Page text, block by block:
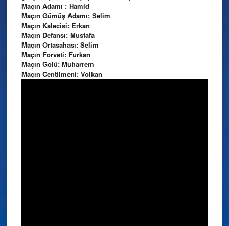
Maçın Adamı : Hamid
Maçın Gümüş Adamı: Selim
Maçın Kalecisi: Erkan
Maçın Defansı: Mustafa
Maçın Ortasahası: Selim
Maçın Forveti: Furkan
Maçın Golü: Muharrem
Maçın Centilmeni: Volkan